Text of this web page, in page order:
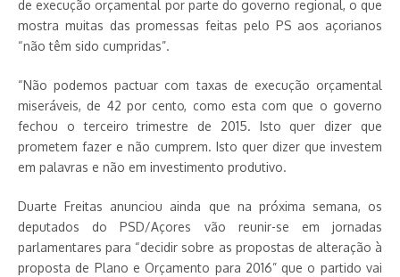
de execução orçamental por parte do governo regional, o que
mostra muitas das promessas feitas pelo PS aos açorianos
“não têm sido cumpridas”.
“Não podemos pactuar com taxas de execução orçamental
miseráveis, de 42 por cento, como esta com que o governo
fechou o terceiro trimestre de 2015. Isto quer dizer que
prometem fazer e não cumprem. Isto quer dizer que investem
em palavras e não em investimento produtivo.
Duarte Freitas anunciou ainda que na próxima semana, os
deputados do PSD/Açores vão reunir-se em jornadas
parlamentares para “decidir sobre as propostas de alteração à
proposta de Plano e Orçamento para 2016” que o partido vai